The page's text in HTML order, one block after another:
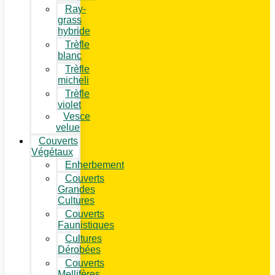
Ray-
grass
hybride
Trèfle
blanc
Trèfle
micheli
Trèfle
violet
Vesce
velue
Couverts
Végétaux
Enherbement
Couverts
Grandes
Cultures
Couverts
Faunistiques
Cultures
Dérobées
Couverts